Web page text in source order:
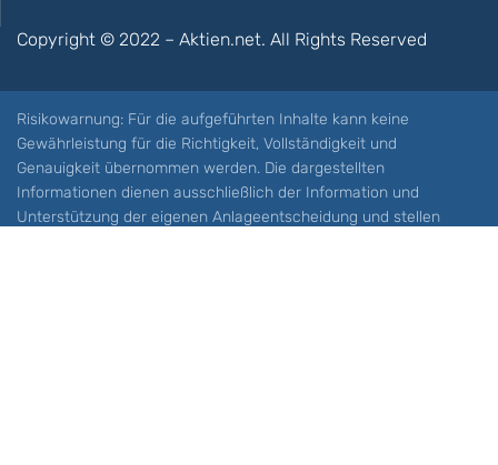
Copyright © 2022 – Aktien.net. All Rights Reserved
Risikowarnung: Für die aufgeführten Inhalte kann keine
Gewährleistung für die Richtigkeit, Vollständigkeit und
Genauigkeit übernommen werden. Die dargestellten
Informationen dienen ausschließlich der Information und
Unterstützung der eigenen Anlageentscheidung und stellen